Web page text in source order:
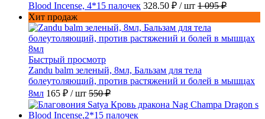
Blood Incense, 4*15 палочек 328.50 ₽ / шт 1 095 ₽
Хит продаж
Быстрый просмотр
Zandu balm зеленый, 8мл, Бальзам для тела
болеутоляющий, против растяжений и болей в мышцах
8мл 165 ₽ / шт 550 ₽